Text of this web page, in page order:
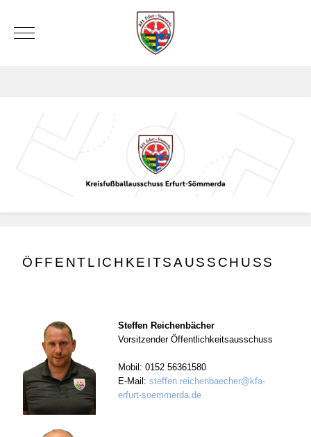
Mobile Menu Toggle
ÖFFENTLICHKEITSAUSSCHUSS
Steffen Reichenbächer
Vorsitzender Öffentlichkeitsausschuss
Mobil: 0152 56361580
E-Mail: steffen.reichenbaecher@kfa-
erfurt-soemmerda.de